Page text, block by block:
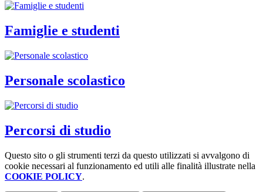
Famiglie e studenti
Personale scolastico
Percorsi di studio
Questo sito o gli strumenti terzi da questo utilizzati si avvalgono di
cookie necessari al funzionamento ed utili alle finalità illustrate nella
COOKIE POLICY.